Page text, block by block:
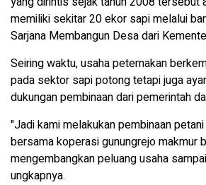
memiliki sekitar 20 ekor sapi melalui
Sarjana Membangun Desa dari
Seiring waktu, usaha peternakan
pada sektor sapi potong tetapi juga
dukungan pembinaan dari pemerintah
"Jadi kami melakukan pembinaan
bersama koperasi gunungrejo makmur
mengembangkan peluang usaha
ungkapnya.